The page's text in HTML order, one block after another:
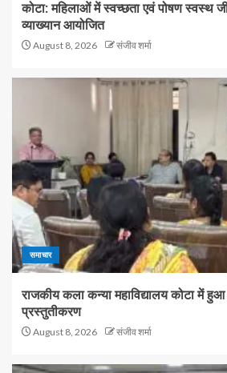
कोटा: महिलाओं में स्वच्छता एवं पोषण स्वस्थ
व्याख्यान आयोजित
August 8, 2026 संजीव शर्मा
समाचार
राजकीय कला कन्या महाविद्यालय कोटा में हुआ
प्रस्तुतीकरण
August 8, 2026 संजीव शर्मा